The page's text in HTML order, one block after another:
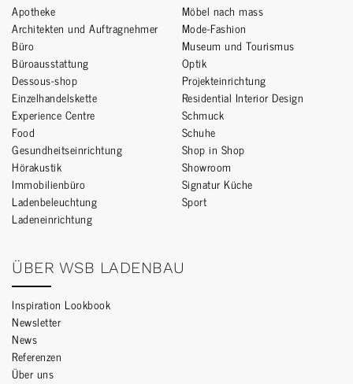
Apotheke
Architekten und Auftragnehmer
Büro
Büroausstattung
Dessous-shop
Einzelhandelskette
Experience Centre
Food
Gesundheitseinrichtung
Hörakustik
Immobilienbüro
Ladenbeleuchtung
Ladeneinrichtung
Möbel nach mass
Mode-Fashion
Museum und Tourismus
Optik
Projekteinrichtung
Residential Interior Design
Schmuck
Schuhe
Shop in Shop
Showroom
Signatur Küche
Sport
ÜBER WSB LADENBAU
Inspiration Lookbook
Newsletter
News
Referenzen
Über uns